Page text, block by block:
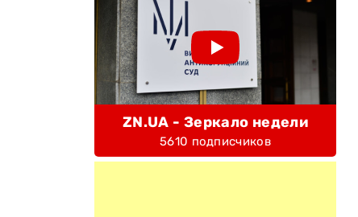
ZN.UA - Зеркало недели
5610 подписчиков